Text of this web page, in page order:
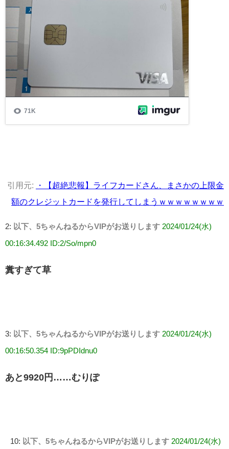
引用元:
・【超絶悲報】ライフカードさん、まさかの上限金
額のクレジットカードを発行してしまうｗｗｗｗｗｗｗｗ
2: 以下、5ちゃんねるからVIPがお送りします 2024/01/24(水)
00:16:34.492 ID:2/So/mpn0
糞すぎて草
3: 以下、5ちゃんねるからVIPがお送りします 2024/01/24(水)
00:16:50.354 ID:9pPDIdnu0
あと9920円……むりぽ
10: 以下、5ちゃんねるからVIPがお送りします 2024/01/24(水)